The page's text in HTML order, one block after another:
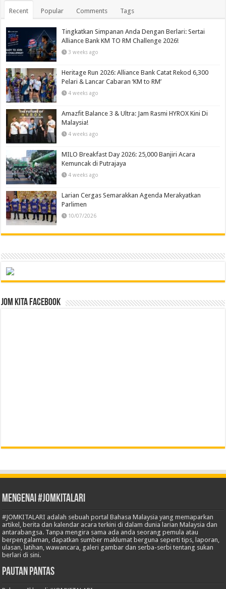
Recent Popular Comments Tags
Tingkatkan Simpanan Anda Dengan Berlari: Sertai
Alliance Bank KM TO RM Challenge 2026!
3 weeks ago
Heritage Run 2026: Alliance Bank Catat Rekod 6,300
Pelari & Lancar Cabaran ‘KM to RM’
4 weeks ago
Amazfit Balance 3 & Ultra: Jam Rasmi HYROX Kini Di
Malaysia!
4 weeks ago
MILO Breakfast Day 2026: 25,000 Banjiri Acara
Kemuncak di Putrajaya
4 weeks ago
Larian Cergas Semarakkan Agenda Merakyatkan
Parlimen
10/07/2026
Jom Kita Facebook
Mengenai #JOMKITALARI
#JOMKITALARI adalah sebuah portal Bahasa Malaysia yang memaparkan
artikel, berita dan kalendar acara terkini di dalam dunia larian Malaysia dan
antarabangsa. Tanpa mengira sama ada anda seorang pemula atau
berpengalaman, dapatkan sumber maklumat berguna seperti tips, laporan,
ulasan, latihan, wawancara, galeri gambar dan serba-serbi tentang sukan
berlari di sini.
Pautan Pantas